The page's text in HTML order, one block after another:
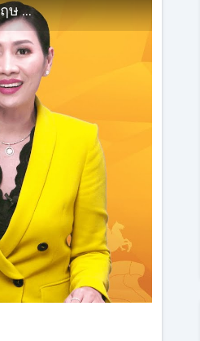
#ติวIELTSฟรี #IELTSGeneralTraining วิธีเขียนจดหมายภาษาอังกฤษ ให้ได้คะแนนดีใน 5 นาที